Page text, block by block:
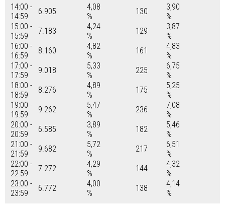
14:00 -
14:59
6.905
4,08
%
130
3,90
%
15:00 -
15:59
7.183
4,24
%
129
3,87
%
16:00 -
16:59
8.160
4,82
%
161
4,83
%
17:00 -
17:59
9.018
5,33
%
225
6,75
%
18:00 -
18:59
8.276
4,89
%
175
5,25
%
19:00 -
19:59
9.262
5,47
%
236
7,08
%
20:00 -
20:59
6.585
3,89
%
182
5,46
%
21:00 -
21:59
9.682
5,72
%
217
6,51
%
22:00 -
22:59
7.272
4,29
%
144
4,32
%
23:00 -
23:59
6.772
4,00
%
138
4,14
%